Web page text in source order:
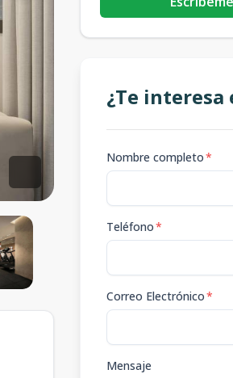
¿Te interesa
Nombre completo*
Teléfono*
Correo Electrónico*
Mensaje